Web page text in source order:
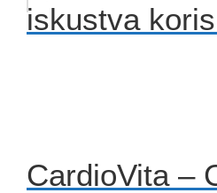
iskustva
CardioVita –